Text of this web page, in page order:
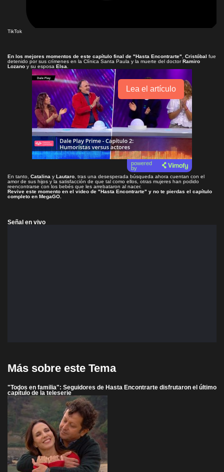
TikTok
En los mejores momentos de este capítulo final de "Hasta Encontrarte" Cristóbal fue
detenido por sus crímenes en la Clínica Santa Paula y la muerte del doctorRamiro
Lozano y su esposa Elsa
Lea el artículo
powered
by
En tanto, Catalina y Lautaro , tras una desesperada búsqueda ahora cuentan con el
amor de sus hijos y la satisfacción de que tal como ellos, otras mujeres han podido
reencontrarse con los bebés que les arrebataron al nacer.
Revive este momento en el video de "Hasta Encontrarte" y no te pierdas el capítulo
completo en MegaGO
Señal en vivo
Más sobre este Tema
"Todos en familia": Seguidores de Hasta Encontrarte disfrutaron el último
capítulo de la teleserie